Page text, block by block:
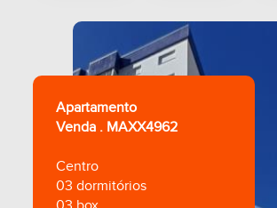
Apartamento
Venda . MAXX4962
Centro
03 dormitórios